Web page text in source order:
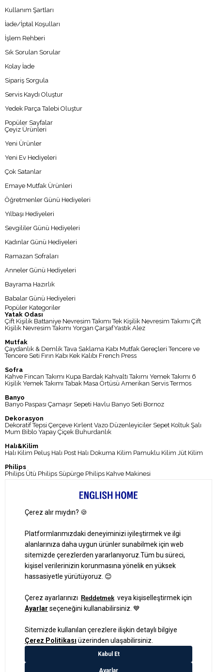
Kullanım Şartları
İade/İptal Koşulları
İşlem Rehberi
Sık Sorulan Sorular
Kolay İade
Sipariş Sorgula
Servis Kaydı Oluştur
Yedek Parça Talebi Oluştur
Popüler Sayfalar
Çeyiz Ürünleri
Yeni Ürünler
Yeni Ev Hediyeleri
Çok Satanlar
Emaye Mutfak Ürünleri
Öğretmenler Günü Hediyeleri
Yılbaşı Hediyeleri
Sevgililer Günü Hediyeleri
Kadınlar Günü Hediyeleri
Ramazan Sofraları
Anneler Günü Hediyeleri
Bayrama Hazırlık
Babalar Günü Hediyeleri
Popüler Kategoriler
Yatak Odası
Çift Kişilik Battaniye Nevresim Takımı Tek Kişilik Nevresim Takımı Çift
Kişilik Nevresim Takımı Yorgan ÇarşafYastık Alez
Mutfak
Çaydanlık & Demlik Tava Saklama Kabı Mutfak Gereçleri Tencere ve
Tencere Seti Fırın Kabı Kek Kalıbı French Press
Sofra
Kahve Fincan Takımı Kupa Bardak Kahvaltı Takımı Yemek Takımı 6
Kişilik Yemek Takımı Tabak Masa Örtüsü Amerikan Servis Termos
Banyo
Banyo Paspası Çamaşır Sepeti Havlu Banyo Seti Bornoz
Dekorasyon
Dekoratif Tepsi Çerçeve Kırlent Vazo Düzenleyiciler Sepet Koltuk Şalı
Mum Biblo Yapay Çiçek Buhurdanlık
Halı&Kilim
Halı Kilim Peluş Halı Post Halı Dokuma Kilim Pamuklu Kilim Jüt Kilim
Philips
Philips Ütü Philips Süpürge Philips Kahve Makinesi
Banka Kampanyaları
0 850 724 0 346
Pazartesi-Cuma: 09:00 – 18:00
Cumartesi-Pazar: Kapalı
Bize Ulaşın
Ayrıcalıklardan yararlanmak için uygulamamızı indirin.